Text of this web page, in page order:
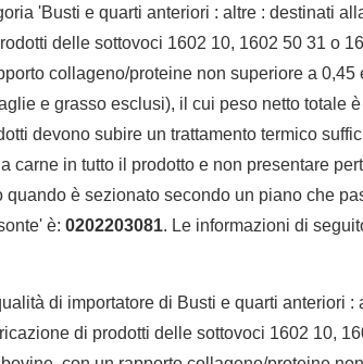
'Busti e quarti anteriori : altre : destinati
delle sottovoci 1602 10, 1602 50 31 o
collageno/proteine non superiore a
e grasso esclusi), il cui peso netto totale
devono subire un trattamento termico
carne in tutto il prodotto e non presentare
quando è sezionato secondo un piano che
è: 0202203081. Le informazioni di
di importatore di Busti e quarti anteriori :
di prodotti delle sottovoci 1602 10,